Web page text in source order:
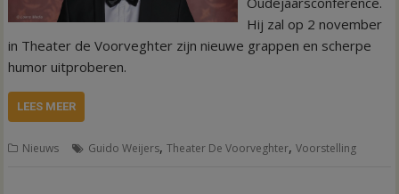
Hij zal op 2 november
in Theater de Voorveghter zijn nieuwe grappen en scherpe
humor uitproberen.
LEES MEER
Nieuws Guido Weijers,Theater De Voorveghter,Voorstelling